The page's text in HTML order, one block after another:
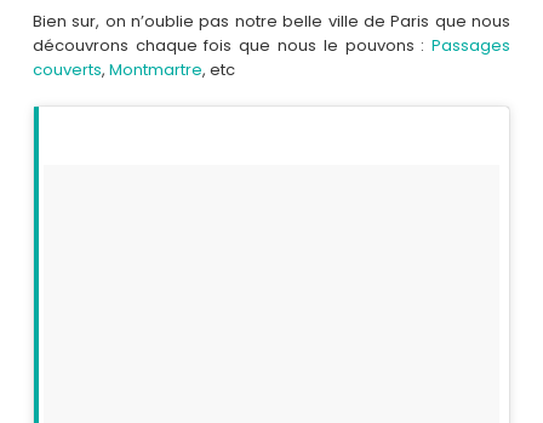
Bien sur, on n’oublie pas notre belle ville de Paris que nous
découvrons chaque fois que nous le pouvons :Passages
couverts, Montmartre, etc